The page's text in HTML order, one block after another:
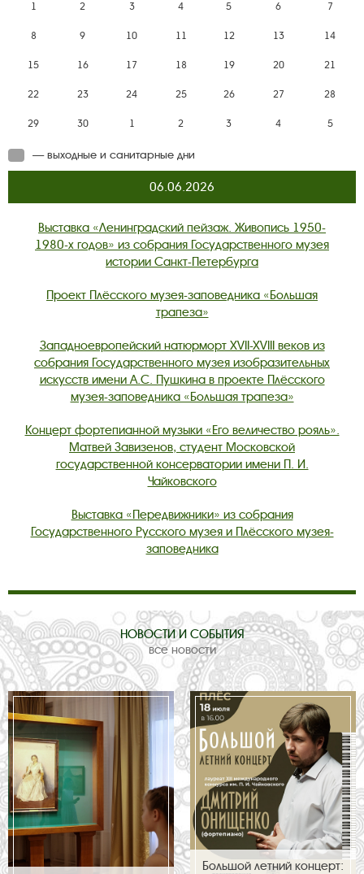
1 2 3 4 5 6 7
8 9 10 11 12 13 14
15 16 17 18 19 20 21
22 23 24 25 26 27 28
29 30 1 2 3 4 5
— выходные и санитарные дни
06.06.2026
Выставка «Ленинградский пейзаж. Живопись 1950-
1980-х годов» из собрания Государственного музея
истории Санкт-Петербурга
Проект Плёсского музея-заповедника «Большая
трапеза»
Западноевропейский натюрморт XVII-XVIII веков из
собрания Государственного музея изобразительных
искусств имени А.С. Пушкина в проекте Плёсского
музея-заповедника «Большая трапеза»
Концерт фортепианной музыки «Его величество рояль».
Матвей Завизенов, студент Московской
государственной консерватории имени П. И.
Чайковского
Выставка «Передвижники» из собрания
Государственного Русского музея и Плёсского музея-
заповедника
НОВОСТИ И СОБЫТИЯ
все новости
Большой летний концерт: